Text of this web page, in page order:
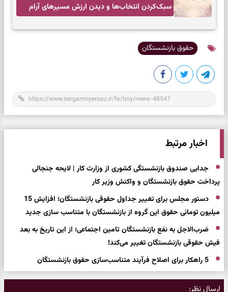
سبک‌کردن انتخاب‌ها و دیدن ارزش مسیرهای آرام
حقوق بازنشستگان
اخبار مرتبط
جدایی صندوق بازنشستگی کشوری از وزارت کار | لایحه جنجالی
پرداخت حقوق بازنشستگان و واکنش وزیر کار
دستور مجلس برای تغییر جداول حقوقی بازنشستگان؛ افزایش 15
میلیون تومانی حقوق این گروه از بازنشستگان با متناسب سازی جدید
ضرب‌الاجل به نفع بازنشستگان تامین اجتماعی؛ از این تاریخ به بعد
فیش حقوقی بازنشستگان تغییر می‌کند!
5 راهکار برای اصلاح فرآیند متناسب‌سازی حقوق بازنشستگان
ارسال نظر: